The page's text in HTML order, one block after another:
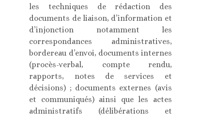
les techniques de rédaction des
documents de liaison, d’information et
d’injonction notamment les
correspondances administratives,
bordereau d’envoi, documents internes
(procès-verbal, compte rendu,
rapports, notes de services et
décisions) ; documents externes (avis
et communiqués) ainsi que les actes
administratifs (délibérations et